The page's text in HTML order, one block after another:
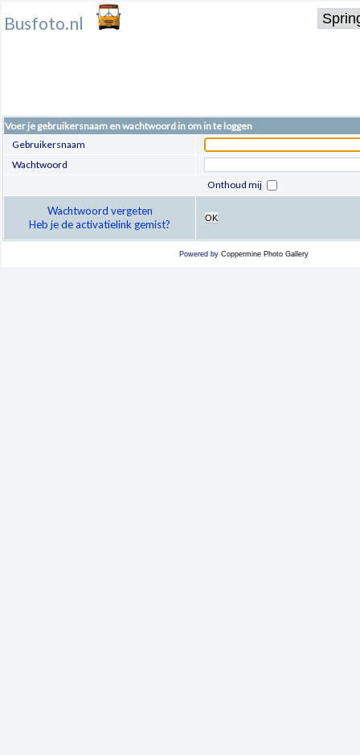
Busfoto.nl
Voer je gebruikersnaam en wachtwoord in om in te loggen
Gebruikersnaam
Wachtwoord
Onthoud mij
Wachtwoord vergeten
Heb je de activatielink gemist?
OK
Powered by Coppermine Photo Gallery